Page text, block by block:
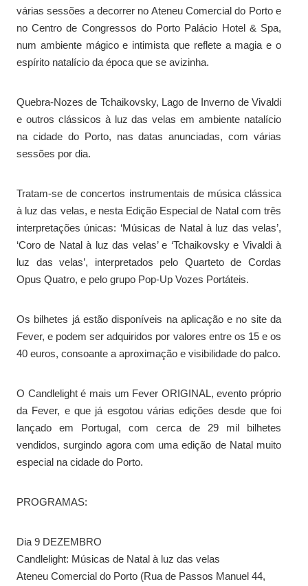
várias sessões a decorrer no Ateneu Comercial do Porto e
no Centro de Congressos do Porto Palácio Hotel & Spa,
num ambiente mágico e intimista que reflete a magia e o
espírito natalício da época que se avizinha.
Quebra-Nozes de Tchaikovsky, Lago de Inverno de Vivaldi
e outros clássicos à luz das velas em ambiente natalício
na cidade do Porto, nas datas anunciadas, com várias
sessões por dia.
Tratam-se de concertos instrumentais de música clássica
à luz das velas, e nesta Edição Especial de Natal com três
interpretações únicas: ‘Músicas de Natal à luz das velas’,
‘Coro de Natal à luz das velas’ e ‘Tchaikovsky e Vivaldi à
luz das velas’, interpretados pelo Quarteto de Cordas
Opus Quatro, e pelo grupo Pop-Up Vozes Portáteis.
Os bilhetes já estão disponíveis na aplicação e no site da
Fever, e podem ser adquiridos por valores entre os 15 e os
40 euros, consoante a aproximação e visibilidade do palco.
O Candlelight é mais um Fever ORIGINAL, evento próprio
da Fever, e que já esgotou várias edições desde que foi
lançado em Portugal, com cerca de 29 mil bilhetes
vendidos, surgindo agora com uma edição de Natal muito
especial na cidade do Porto.
PROGRAMAS:
Dia 9 DEZEMBRO
Candlelight: Músicas de Natal à luz das velas
Ateneu Comercial do Porto (Rua de Passos Manuel 44,